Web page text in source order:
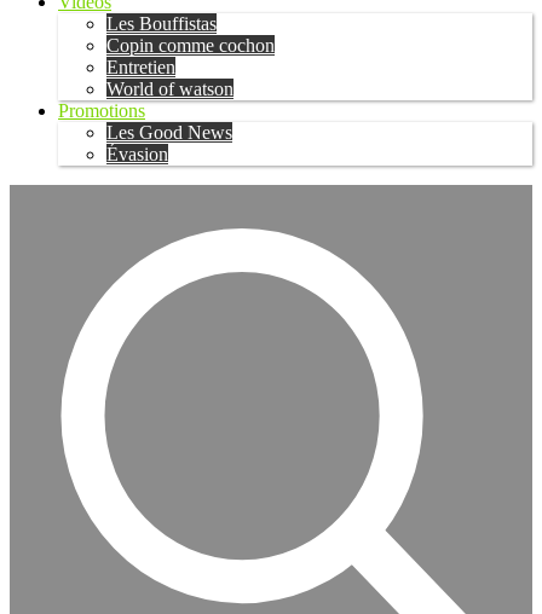
Les Bouffistas
Copin comme cochon
Entretien
World of watson
Promotions
Les Good News
Évasion